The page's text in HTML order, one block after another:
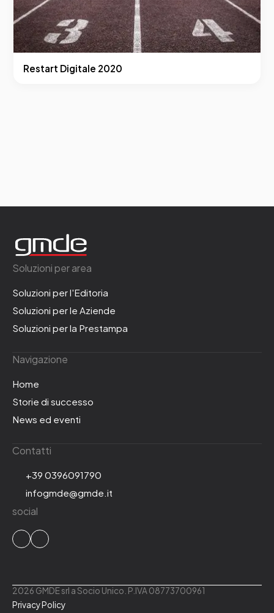
Restart Digitale 2020
Soluzioni per area
Soluzioni per l'Editoria
Soluzioni per le Aziende
Soluzioni per la Prestampa
Navigazione
Home
Storie di successo
News ed eventi
Contatti
+39 0396091790
infogmde@gmde.it
social
2026 GMDE srl a Socio Unico. P.IVA 08773700961
Privacy Policy